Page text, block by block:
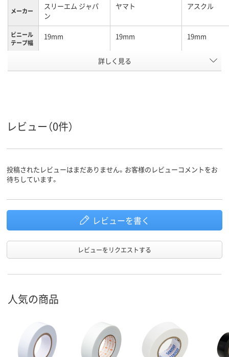
メーカー
スリーエム ジャパ
ン
ヤマト アスクル
ビニール
テープ幅
19mm 19mm 19mm
ホワイト系 ホワイト系
テープ長
アスクル
スコア
詳しく見る
レビュー（0件）
投稿されたレビューはまだありません。お客様のレビューコメントをお
待ちしています。
レビューを書く
レビューをリクエストする
人気の商品